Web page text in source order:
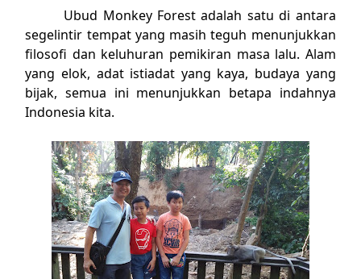
Ubud Monkey Forest adalah satu di antara
segelintir tempat yang masih teguh menunjukkan
filosofi dan keluhuran pemikiran masa lalu. Alam
yang elok, adat istiadat yang kaya, budaya yang
bijak, semua ini menunjukkan betapa indahnya
Indonesia kita.